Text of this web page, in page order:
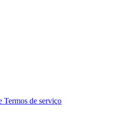
Termos de serviço